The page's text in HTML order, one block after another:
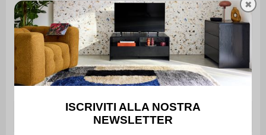
Garanzia 2 anni
Montaggio
Il montaggio è semplice, le
istruzioni sono fornite.
Numero di nicchie 1
✖